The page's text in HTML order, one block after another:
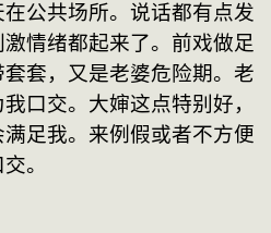
公共场所。说话都有点发
情绪都起来了。前戏做足
套，又是老婆危险期。老
口交。大婶这点特别好，
足我。来例假或者不方便
。